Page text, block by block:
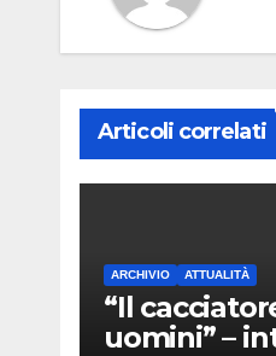
Articoli correlati
ARCHIVIO ATTUALITÀ
“Il
uomini” –